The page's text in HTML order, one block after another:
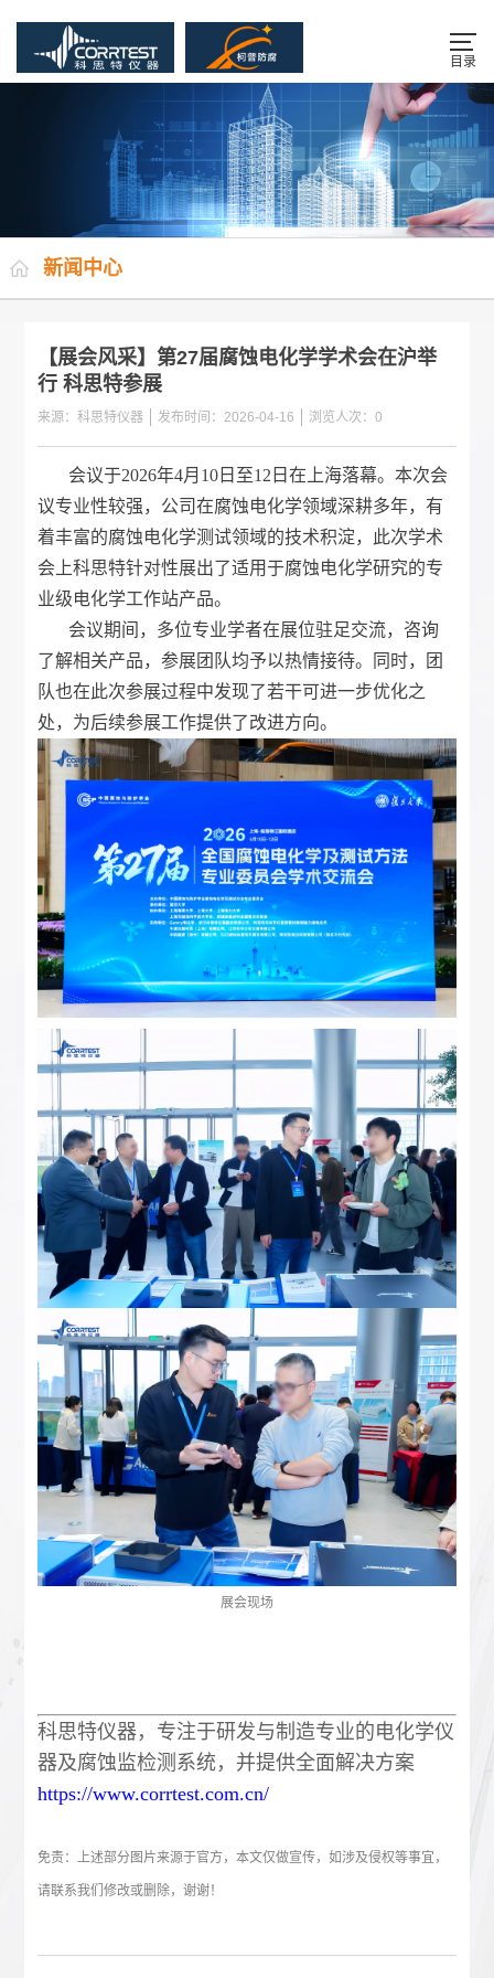
目录
新闻中心
【展会风采】第27届腐蚀电化学学术会在沪举
行 科思特参展
来源：科思特仪器 发布时间：2026-04-16 浏览人次：0
会议于2026年4月10日至12日在上海落幕。本次会
议专业性较强，公司在腐蚀电化学领域深耕多年，有
着丰富的腐蚀电化学测试领域的技术积淀，此次学术
会上科思特针对性展出了适用于腐蚀电化学研究的专
业级电化学工作站产品。
会议期间，多位专业学者在展位驻足交流，咨询
了解相关产品，参展团队均予以热情接待。同时，团
队也在此次参展过程中发现了若干可进一步优化之
处，为后续参展工作提供了改进方向。
展会现场
科思特仪器，专注于研发与制造专业的电化学仪
器及腐蚀监检测系统，并提供全面解决方案
https://www.corrtest.com.cn/
免责：上述部分图片来源于官方，本文仅做宣传，如涉及侵权等事宜，
请联系我们修改或删除，谢谢！